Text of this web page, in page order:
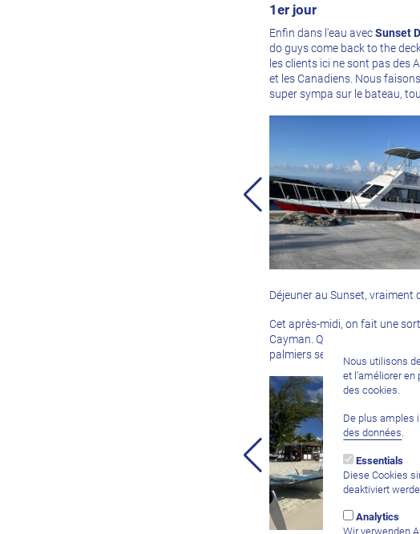
1er jour
Enfin dans l'eau avecSunset
do guys come back to the
les clients ici ne sont pas des
et les Canadiens. Nous
super sympa sur le bateau,
Déjeuner au Sunset, vraiment
Cet après-midi, on fait une
Cayman. Quelle vue ! Du
palmiers se trouvent tous à
Nous utilisons
et l’améliorer
des cookies.
De plus amples
des données
Essentials
Diese Cookies
deaktiviert
Analytics
Wir verwenden